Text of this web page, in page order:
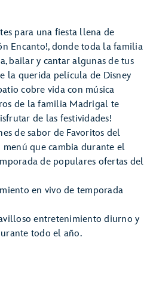
para una fiesta llena de
Encanto!, donde toda la familia
bailar y cantar algunas de tus
la querida película de Disney
cobre vida con música
de la familia Madrigal te
de las festividades!
de sabor de Favoritos del
menú que cambia durante el
de populares ofertas del
en vivo de temporada
entretenimiento diurno y
todo el año.